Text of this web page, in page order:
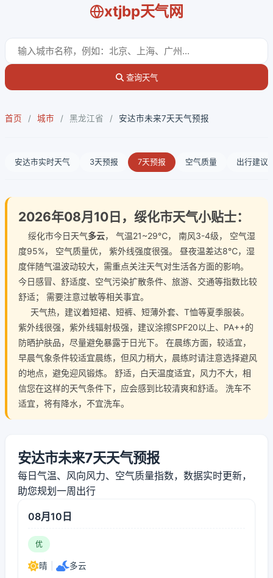
xtjbp天气网
查询天气
首页 / 城市 / 黑龙江省 / 安达市未来7天天气预报
安达市实时天气 3天预报 7天预报 空气质量 出行建议
2026年08月10日，绥化市天气小贴士：
绥化市今日天气多云， 气温21~29℃， 南风3-4级， 空气湿
度95%， 空气质量优， 紫外线强度很强。 昼夜温差达8℃，湿
度伴随气温波动较大，需重点关注天气对生活各方面的影响。
今日感冒、舒适度、空气污染扩散条件、旅游、交通等指数比较
舒适； 需要注意过敏等相关事宜。
天气热，建议着短裙、短裤、短薄外套、T恤等夏季服装。
紫外线很强，紫外线辐射极强，建议涂擦SPF20以上、PA++的
防晒护肤品，尽量避免暴露于日光下。 在晨练方面，较适宜，
早晨气象条件较适宜晨练，但风力稍大，晨练时请注意选择避风
的地点，避免迎风锻炼。 舒适，白天温度适宜，风力不大，相
信您在这样的天气条件下，应会感到比较清爽和舒适。 洗车不
适宜，将有降水，不宜洗车。
安达市未来7天天气预报
每日气温、风向风力、空气质量指数，数据实时更新，
助您规划一周出行
08月10日
优
晴 多云